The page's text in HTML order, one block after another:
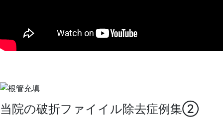
当院の破折ファイイル除去症例集②